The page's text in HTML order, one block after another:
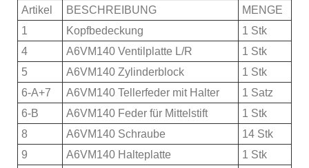
Artikel BESCHREIBUNG
MENGE
1
Kopfbedeckung
1 Stk
4
A6VM140 Ventilplatte L/R
1 Stk
5
A6VM140 Zylinderblock
1 Stk
6-A+7
A6VM140 Tellerfeder mit Halter
1 Satz
6-B
A6VM140 Feder für Mittelstift
1 Stk
8
A6VM140 Schraube
14 Stk
9
A6VM140 Halteplatte
1 Stk